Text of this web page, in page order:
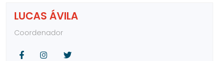
LUCAS ÁVILA
Coordenador
FacebookInstagram
Twitter